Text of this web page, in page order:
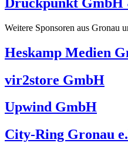
Weitere Sponsoren aus Gronau
Heskamp Medien
vir2store GmbH
Upwind GmbH
City-Ring Gronau